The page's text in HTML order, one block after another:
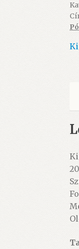
13.